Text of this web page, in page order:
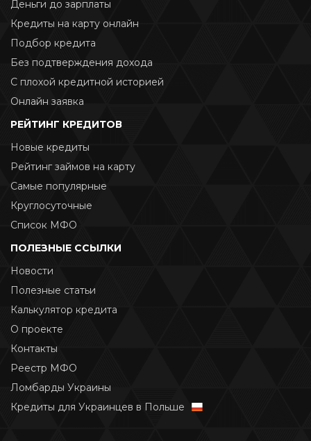
Деньги до зарплаты
Кредиты на карту онлайн
Подбор кредита
Без подтверждения дохода
С плохой кредитной историей
Онлайн заявка
РЕЙТИНГ КРЕДИТОВ
Новые кредиты
Рейтинг займов на карту
Самые популярные
Круглосуточные
Список МФО
ПОЛЕЗНЫЕ ССЫЛКИ
Новости
Полезные статьи
Калькулятор кредита
О проекте
Контакты
Реестр МФО
Ломбарды Украины
Кредиты для Украинцев в Польше